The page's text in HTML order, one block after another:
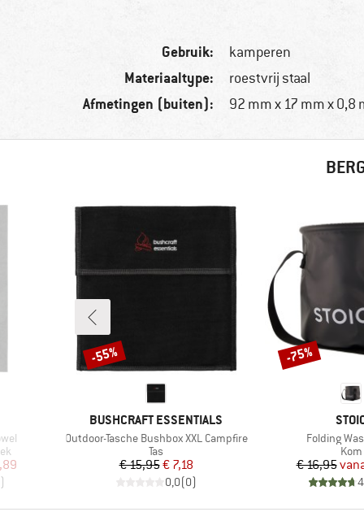
Gebruik: kamperen
Materiaaltype: roestvrij staal
Afmetingen (buiten): 92 mm x 17 mm x 0,8
prijs
)
MERK
BUSHCRAFT ESSENTIALS
Artikel
Outdoor-Tasche Bushbox XXL Campfire
Productgroep
Tas
Prijs
€ 15,95Verlaagde prijs
€ 7,18
0,0(0)
Korting
-55%
Artikel
Folding
Kom
€ 16,95
Korting
-75%